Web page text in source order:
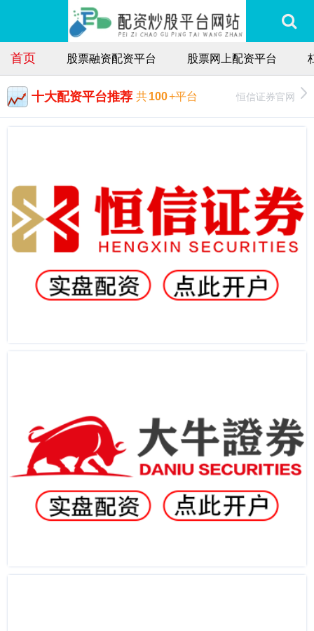
首页 股票融资配资平台 股票网上配资平台
十大配资平台推荐 共100+平台 恒信证券官网